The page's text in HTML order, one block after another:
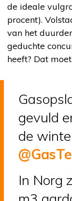
de ideale
procent).
van het
geduchte
heeft? Dat
gevuld
de
In Norg